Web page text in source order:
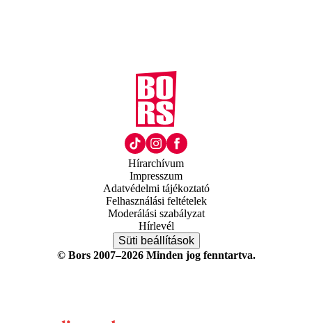
Hírarchívum
Impresszum
Adatvédelmi tájékoztató
Felhasználási feltételek
Moderálási szabályzat
Hírlevél
Süti beállítások
© Bors 2007–2026 Minden jog fenntartva.